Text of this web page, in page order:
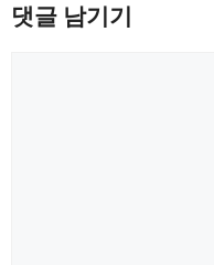
댓글 남기기